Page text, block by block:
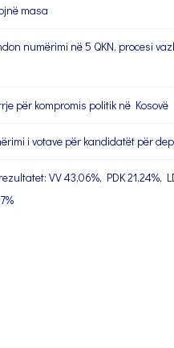
masa
numërimi në 5 QKN, procesi
për kompromis politik në Kosovë
i votave për kandidatët për
VV 43,06%, PDK 21,24%,